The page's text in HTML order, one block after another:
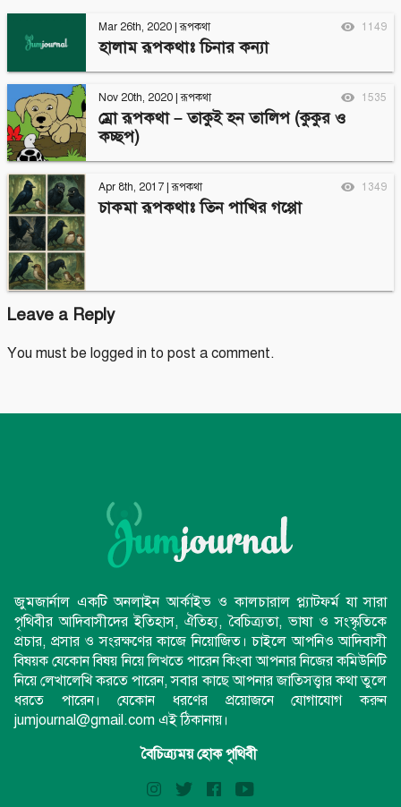
Mar 26th, 2020 |রূপকথা 1149
হালাম রূপকথাঃ চিনার কন্যা
Nov 20th, 2020 |রূপকথা 1535
ম্রো রূপকথা – তাকুই হন তালিপ (কুকুর ও
কচ্ছপ)
Apr 8th, 2017 |রূপকথা 1349
চাকমা রূপকথাঃ তিন পাখির গপ্পো
Leave a Reply
You must be logged in to post a comment.
জুমজার্নাল একটি অনলাইন আর্কাইভ ও কালচারাল প্ল্যাটফর্ম যা সারা
পৃথিবীর আদিবাসীদের ইতিহাস, ঐতিহ্য, বৈচিত্র্যতা, ভাষা ও সংস্কৃতিকে
প্রচার, প্রসার ও সংরক্ষণের কাজে নিয়োজিত। চাইলে আপনিও আদিবাসী
বিষয়ক যেকোন বিষয় নিয়ে লিখতে পারেন কিংবা আপনার নিজের কমিউনিটি
নিয়ে লেখালেখি করতে পারেন, সবার কাছে আপনার জাতিসত্ত্বার কথা তুলে
ধরতে পারেন। যেকোন ধরণের প্রয়োজনে যোগাযোগ করুন
jumjournal@gmail.com এই ঠিকানায়।
বৈচিত্র্যময় হোক পৃথিবী